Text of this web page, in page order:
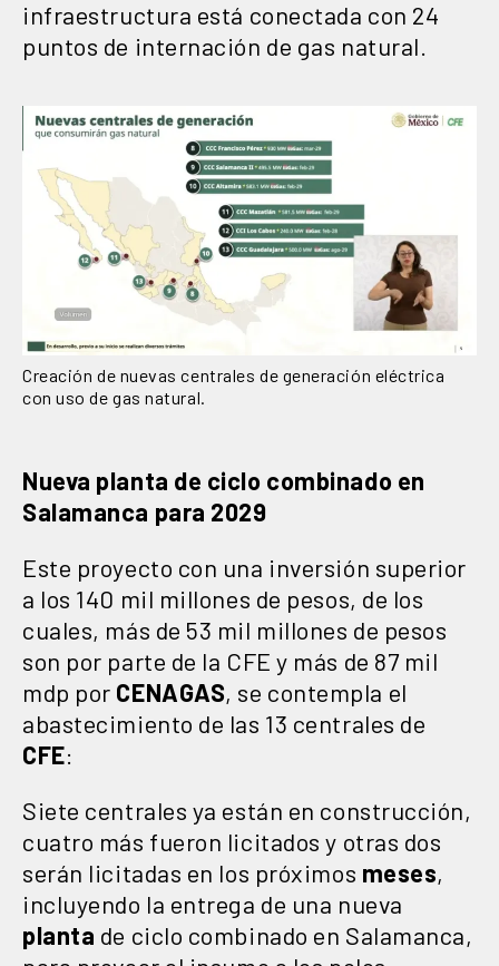
infraestructura está conectada con 24
puntos de internación de gas natural.
Creación de nuevas centrales de generación eléctrica
con uso de gas natural.
Nueva planta de ciclo combinado en
Salamanca para 2029
Este proyecto con una inversión superior
a los 140 mil millones de pesos, de los
cuales, más de 53 mil millones de pesos
son por parte de la CFE y más de 87 mil
mdp por CENAGAS, se contempla el
abastecimiento de las 13 centrales de
CFE:
Siete centrales ya están en construcción,
cuatro más fueron licitados y otras dos
serán licitadas en los próximos meses,
incluyendo la entrega de una nueva
planta de ciclo combinado en Salamanca,